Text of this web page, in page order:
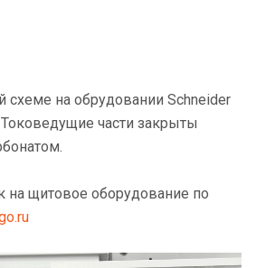
на обрудовании Schneider
части закрыты
щитовое оборудование по